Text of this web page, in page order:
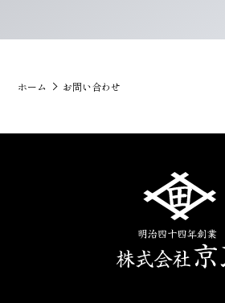
ホーム お問い合わせ